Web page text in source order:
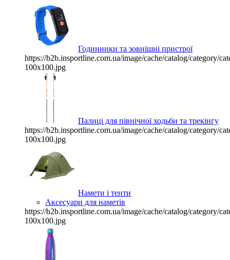
Годинники та зовнішні пристрої
https://b2b.insportline.com.ua/image/cache/catalog/category/
100x100.jpg
Палиці для північної ходьби та трекінгу
https://b2b.insportline.com.ua/image/cache/catalog/category/
100x100.jpg
Намети і тенти
Аксесуари для наметів
https://b2b.insportline.com.ua/image/cache/catalog/category/
100x100.jpg